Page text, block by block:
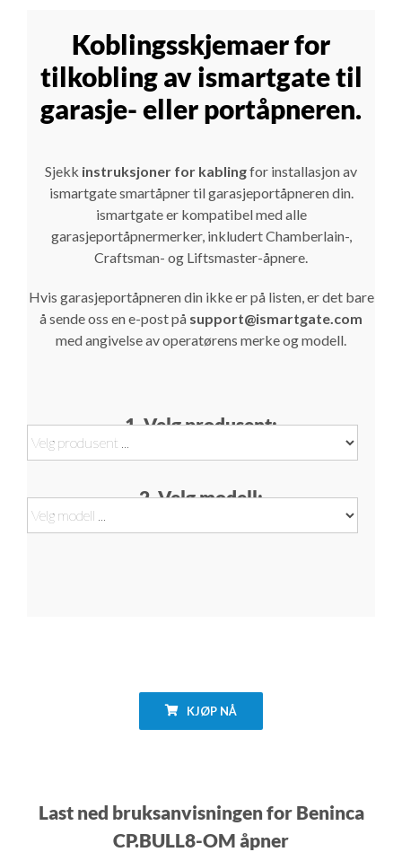
Koblingsskjemaer for
tilkobling av ismartgate til
garasje- eller portåpneren.
Sjekk instruksjoner for kablingfor installasjon av
ismartgate smartåpner til garasjeportåpneren din.
ismartgate er kompatibel med alle
garasjeportåpnermerker, inkludert Chamberlain-,
Craftsman- og Liftsmaster-åpnere.
Hvis garasjeportåpneren din ikke er på listen, er det bare
å sende oss en e-post på support@ismartgate.com
med angivelse av operatørens merke og modell.
1. Velg produsent:
2. Velg modell:
KJØP NÅ
Last ned bruksanvisningen for Beninca
CP.BULL8-OM åpner